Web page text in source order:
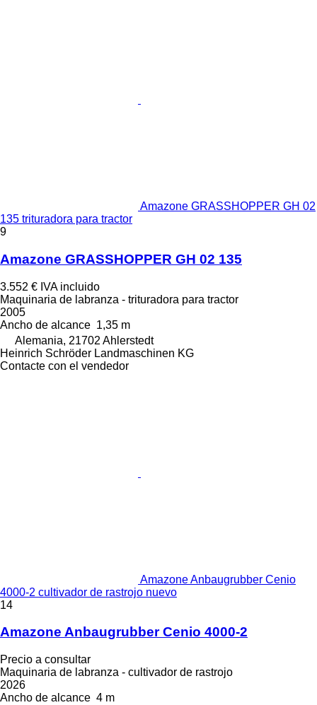
Amazone GRASSHOPPER GH 02
135 trituradora para tractor
9
Amazone GRASSHOPPER GH 02 135
3.552 € IVA incluido
Maquinaria de labranza - trituradora para tractor
2005
Ancho de alcance 1,35 m
Alemania, 21702 Ahlerstedt
Heinrich Schröder Landmaschinen KG
Contacte con el vendedor
Amazone Anbaugrubber Cenio
4000-2 cultivador de rastrojo nuevo
14
Amazone Anbaugrubber Cenio 4000-2
Precio a consultar
Maquinaria de labranza - cultivador de rastrojo
2026
Ancho de alcance 4 m